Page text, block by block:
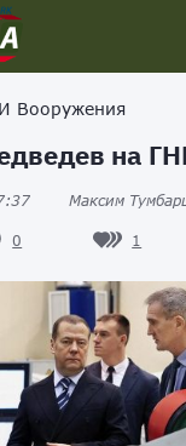
Вооружения
на
Максим
0 1